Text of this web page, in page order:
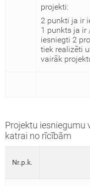
projekti:
2 punkti ja ir
1 punkts ja ir
iesniegti 2
tiek realizēti
vairāk
Projektu iesniegumu
katrai no rīcībām
Nr.p.k.